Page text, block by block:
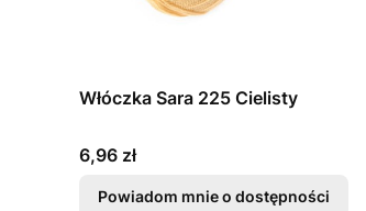
Włóczka Sara 225 Cielisty
Cena
6,96 zł
Powiadom mnie o dostępności